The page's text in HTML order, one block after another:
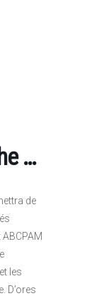
…
de
les
D’ores